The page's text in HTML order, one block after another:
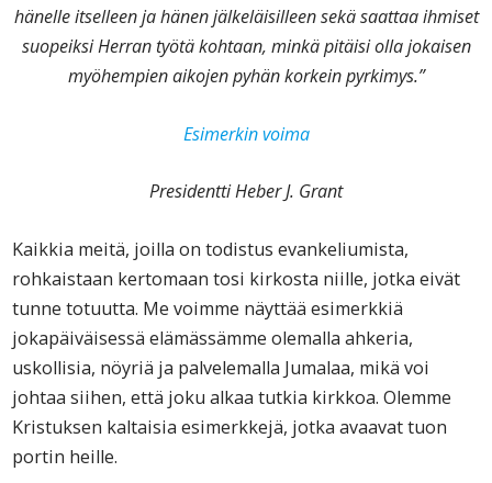
hänelle itselleen ja hänen jälkeläisilleen sekä saattaaihmiset
suopeiksi Herran työtä kohtaan, minkä pitäisi olla jokaisen
myöhempien aikojen pyhän korkein pyrkimys.”
Esimerkin voima
Presidentti Heber J. Grant
Kaikkia meitä, joilla on todistus evankeliumista,
rohkaistaan kertomaan tosi kirkosta niille, jotka eivät
tunne totuutta. Me voimme näyttää esimerkkiä
jokapäiväisessä elämässämme olemalla ahkeria,
uskollisia, nöyriä ja palvelemalla Jumalaa, mikä voi
johtaa siihen, että joku alkaa tutkia kirkkoa. Olemme
Kristuksen kaltaisia esimerkkejä, jotka avaavat tuon
portin heille.